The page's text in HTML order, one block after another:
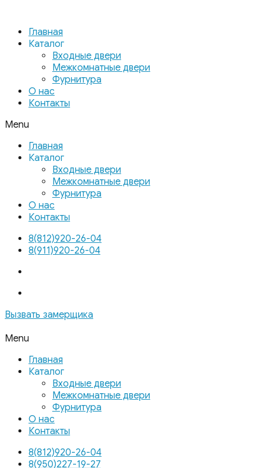
Главная
Каталог
Входные двери
Межкомнатные двери
Фурнитура
О нас
Контакты
Menu
Главная
Каталог
Входные двери
Межкомнатные двери
Фурнитура
О нас
Контакты
8(812)920-26-04
8(911)920-26-04
Вызвать замерщика
Menu
Главная
Каталог
Входные двери
Межкомнатные двери
Фурнитура
О нас
Контакты
8(812)920-26-04
8(950)227-19-27